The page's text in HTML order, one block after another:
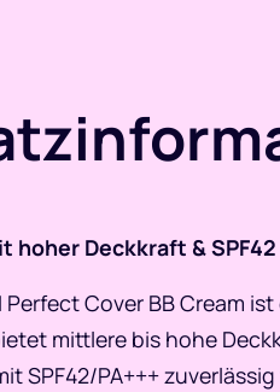
hoher Deckkraft &
Perfect Cover BB Cream
mittlere bis hohe
SPF42/PA+++